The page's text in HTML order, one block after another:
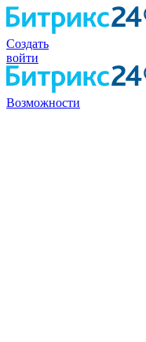
Создать
войти
Возможности